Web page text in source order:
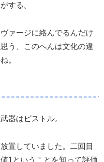
する。
ァージに絡んでるんだけ
う、このへんは文化の違
。
器はピストル。
置していました。二回目
1ということを知って評価